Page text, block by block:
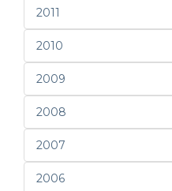
2011
2010
2009
2008
2007
2006